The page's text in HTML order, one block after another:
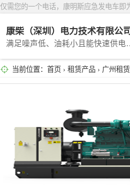
仅需您的一个电话，康明斯应急发电车即
康柴（深圳）电力技术有限公司
满足噪声低
当前位置： 首页 › 租赁产品 › 广州租赁
深圳租赁
惠州租赁
汕头租赁